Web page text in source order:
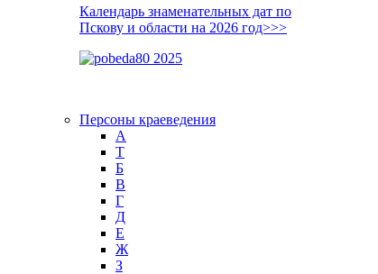
Календарь знаменательных дат по
Пскову и области на 2026 год>>>
Персоны краеведения
А
T
Б
В
Г
Д
Е
Ж
З